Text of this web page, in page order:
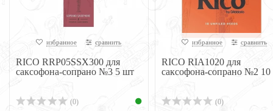
избранное сравнить
RICO RRP05SSX300 для
саксофона-сопрано №3 5 шт
(0)
избранное сравнить
RICO RIA1020 для
саксофона-сопрано №2
(0)